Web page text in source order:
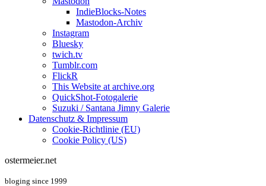
IndieBlocks-Notes
Mastodon-Archiv
Instagram
Bluesky
twich.tv
Tumblr.com
FlickR
This Website at archive.org
QuickShot-Fotogalerie
Suzuki / Santana Jimny Galerie
Datenschutz & Impressum
Cookie-Richtlinie (EU)
Cookie Policy (US)
ostermeier.net
bloging since 1999